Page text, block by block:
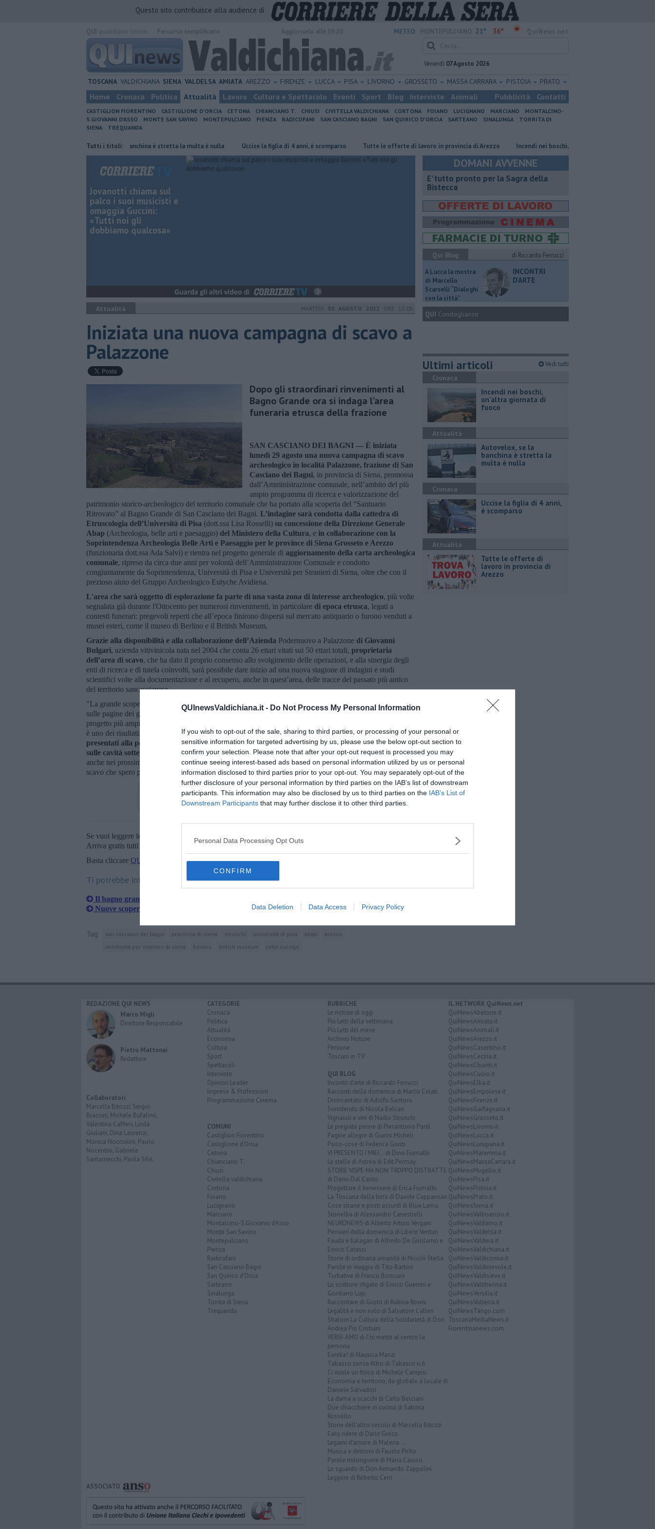
QUInewsValdichiana.it - Do Not Process My Personal Information
If you wish to opt-out of the sale, sharing to third parties, or processing of your personal or
sensitive information for targeted advertising by us, please use the below opt-out section to
confirm your selection. Please note that after your opt-out request is processed you may
continue seeing interest-based ads based on personal information utilized by us or personal
information disclosed to third parties prior to your opt-out. You may separately opt-out of the
further disclosure of your personal information by third parties on the IAB’s list of downstream
participants. This information may also be disclosed by us to third parties on the IAB’s List of
Downstream Participants that may further disclose it to other third parties.
Personal Data Processing Opt Outs
CONFIRM
Data Deletion Data Access Privacy Policy
Questo sito contribuisce alla audience di
METEO: 21° 36°
Venerdì 07 Agosto 2026
TOSCANA VALDICHIANA SIENA VALDELSA AMIATA AREZZO FIRENZE LUCCA PISA LIVORNO GROSSETO MASSA CARRARA PISTOIA PRATO
Home Cronaca Politica Attualità Lavoro Cultura e Spettacolo Eventi Sport Blog Interviste Animali Pubblicità Contatti
CASTIGLION FIORENTINO CASTIGLIONE D'ORCIA CETONA CHIANCIANO T. CHIUSI CIVITELLA VALDICHIANA CORTONA FOIANO LUCIGNANO MARCIANO
MONTALCINO-
S.GIOVANNI D'ASSO
MONTE SAN SAVINO MONTEPULCIANO PIENZA RADICOFANI SAN CASCIANO BAGNI SAN QUIRICO D'ORCIA SARTEANO SINALUNGA
TORRITA DI
SIENA
TREQUANDA
Tutti i titoli:
Autovelox, se la banchina è stretta la multa è nulla Uccise la figlia di 4 anni, è scomparso ​Tutte le offerte di lavoro in provincia di Arezzo Incendi nei boschi, un'altra giornata di fuoco
Jovanotti chiama sul
palco i suoi musicisti e
omaggia Guccini:
«Tutti noi gli
dobbiamo qualcosa»
Attualità MARTEDÌ 30 AGOSTO 2022 ORE 12:05
Iniziata una nuova campagna di scavo a
Palazzone
Dopo gli straordinari rinvenimenti al
Bagno Grande ora si indaga l’area
funeraria etrusca della frazione
SAN CASCIANO DEI BAGNI — È iniziata
lunedì 29 agosto una nuova campagna di scavo
archeologico in località Palazzone, frazione di San
Casciano dei Bagni, in provincia di Siena, promossa
dall’Amministrazione comunale, nell’ambito del più
ampio programma di ricerca e valorizzazione del
patrimonio storico-archeologico del territorio comunale che ha portato alla scoperta del “Santuario
Ritrovato” al Bagno Grande di San Casciano dei Bagni. L’indagine sarà condotta dalla cattedra di
Etruscologia dell’Università di Pisa (dott.ssa Lisa Rosselli) su concessione della Direzione Generale
Abap (Archeologia, belle arti e paesaggio) del Ministero della Cultura, e in collaborazione con la
Soprintendenza Archeologia Belle Arti e Paesaggio per le province di Siena Grosseto e Arezzo
(funzionaria dott.ssa Ada Salvi) e rientra nel progetto generale di aggiornamento della carta archeologica
comunale, ripreso da circa due anni per volontà dell’Amministrazione Comunale e condotto
congiuntamente da Soprintendenza, Università di Pisa e Università per Stranieri di Siena, oltre che con il
prezioso aiuto del Gruppo Archeologico Eutyche Avidiena.
L'area che sarà oggetto di esplorazione fa parte di una vasta zona di interesse archeologico, più volte
segnalata già durante l'Ottocento per numerosi rinvenimenti, in particolare di epoca etrusca, legati a
contesti funerari: pregevoli reperti che all’epoca finirono dispersi sul mercato antiquario o furono venduti a
musei esteri, come il museo di Berlino e il British Museum.
Grazie alla disponibilità e alla collaborazione dell’Azienda Podernuovo a Palazzone di Giovanni
Bulgari, azienda vitivinicola nata nel 2004 che conta 26 ettari vitati sui 50 ettari totali, proprietaria
dell’area di scavo, che ha dato il proprio consenso allo svolgimento delle operazioni, e alla sinergia degli
enti di ricerca e di tutela coinvolti, sarà possibile dare inizio ad una nuova stagione di indagini e studi
scientifici volte alla documentazione e al recupero, anche in quest’area, delle tracce del passato più antico
del territorio sancascianese.
"La grande scoperta del “Santuario Ritrovato” al Bagno Grande che ha portato San Casciano dei Bagni
sulle pagine dei giornali di tutto il mondo” - afferma la Sindaca
Agnese Carletti -rientra da subito in un
progetto più ampio di ricognizione archeologica dell’intero territorio comunale e di cui questo nuovo scavo
è uno dei risultati. Tra l’altro non l’unico. Infatti,nei primi giorni di settembre verranno anche
presentati alla popolazione di Celle sul Rigo, sempre dall’Università di Pisa, gli esiti degli studi fatti
sulle cavità sotterranee
che attraversano la frazione di San Casciano dei Bagni. E il lavoro proseguirà
anche nei prossimi anni. Intanto un grazie va all’Azienda Podernuovo che ha permesso questo nuovo
scavo che spero possa aggiungere valore a tutto il territorio".
Se vuoi leggere le notizie principali della Toscana iscriviti alla
Arriva gratis tutti i giorni alle 20:00 direttamente nella tua casella di posta.
Basta cliccare QUI
Ti potrebbe interessare anche:
Il bagno grande svela parte dei suoi segreti
Nuove scoperte al Bagno grande, oggi le novità
Tag san casciano dei bagni provincia di siena etruschi università di pisa abap
arezzo
università per stranieri di siena
berlino british museum celle sul rigo
DOMANI AVVENNE
E' tutto pronto per la Sagra della
Bistecca
Qui Blog
di Riccardo Ferrucci
A Lucca la mostra
di Marcello
Scarselli “Dialoghi
con la città"
INCONTRI
D'ARTE
QUI Condoglianze
Ultimi articoli Vedi tutti
Cronaca
Incendi nei boschi,
un'altra giornata di
fuoco
Attualità
Autovelox, se la
banchina è stretta la
multa è nulla
Cronaca
Uccise la figlia di 4 anni,
è scomparso
Attualità
​Tutte le offerte di
lavoro in provincia di
Arezzo
REDAZIONE QUI NEWS
Marco Migli
Direttore Responsabile
Pietro Mattonai
Redattore
Collaboratori
Marcella Bitozzi, Sergio
Braccini, Michele Bufalino,
Valentina Caffieri, Linda
Giuliani, Dina Laurenzi,
Monica Nocciolini, Paolo
Nocentini, Gabriele
Santarnecchi, Paola Silvi.
CATEGORIE
Cronaca
Politica
Attualità
Economia
Cultura
Sport
Spettacoli
Interviste
Opinion Leader
Imprese & Professioni
Programmazione Cinema
COMUNI
Castiglion Fiorentino
Castiglione d'Orcia
Cetona
Chianciano T.
Chiusi
Civitella valdichiana
Cortona
Foiano
Lucignano
Marciano
Montalcino-S.Giovanni d'Asso
Monte San Savino
Montepulciano
Pienza
Radicofani
San Casciano Bagni
San Quirico d'Orcia
Sarteano
Sinalunga
Torrita di Siena
Trequanda
RUBRICHE
Le notizie di oggi
Più Letti della settimana
Più Letti del mese
Archivio Notizie
Persone
Toscani in TV
QUI BLOG
Incontri d'arte di Riccardo Ferrucci
Racconti della domenica di Marco Celati
Disincantato di Adolfo Santoro
Sorridendo di Nicola Belcari
Vignaioli e vini di Nadio Stronchi
Le pregiate penne di Pierantonio Pardi
Pagine allegre di Gianni Micheli
Psico-cose di Federica Giusti
VI PRESENTO I MIEI... di Dino Fiumalbi
Le stelle di Astrea di Edit Permay
STORIE VISPE MA NON TROPPO DISTRATTE
di Dario Dal Canto
Progettare il benessere di Erica Fiumalbi
La Toscana della birra di Davide Cappannari
Cose strane e posti assurdi di Blue Lama
Storielba di Alessandro Canestrelli
NEURONEWS di Alberto Arturo Vergani
Pensieri della domenica di Libero Venturi
Fauda e balagan di Alfredo De Girolamo e
Enrico Catassi
Storie di ordinaria umanità di Nicolò Stella
Parole in viaggio di Tito Barbini
Turbative di Franco Bonciani
Lo scrittore sfigato di Enrico Guerrini e
Gordiano Lupi
Raccontare di Gusto di Rubina Rovini
Legalità e non solo di Salvatore Calleri
Shalom La Cultura della Solidarietà di Don
Andrea Pio Cristiani
VERSI-AMO di Chi mette al centro la
persona
Eureka! di Nausica Manzi
Tabasco senza filtro di Tabasco n.6
Ci vuole un fisico di Michele Campisi
Economia e territorio, da globale a locale di
Daniele Salvadori
La dama a scacchi di Carlo Belciani
Due chiacchiere in cucina di Sabrina
Rossello
Storie dell'altro secolo di Marcella Bitozzi
Easy ridere di Dario Greco
Legami d'amore di Malena ...
Musica e dintorni di Fausto Pirìto
Parole milonguere di Maria Caruso
Lo sguardo di Don Armando Zappolini
Leggere di Roberto Cerri
IL NETWORK QuiNews.net
QuiNewsAbetone.it
QuiNewsAmiata.it
QuiNewsAnimali.it
QuiNewsArezzo.it
QuiNewsCasentino.it
QuiNewsCecina.it
QuiNewsChianti.it
QuiNewsCuoio.it
QuiNewsElba.it
QuiNewsEmpolese.it
QuiNewsFirenze.it
QuiNewsGarfagnana.it
QuiNewsGrosseto.it
QuiNewsLivorno.it
QuiNewsLucca.it
QuiNewsLunigiana.it
QuiNewsMaremma.it
QuiNewsMassaCarrara.it
QuiNewsMugello.it
QuiNewsPisa.it
QuiNewsPistoia.it
QuiNewsPrato.it
QuiNewsSiena.it
QuiNewsValbisenzio.it
QuiNewsValdarno.it
QuiNewsValdelsa.it
QuiNewsValdera.it
QuiNewsValdichiana.it
QuiNewsValdicornia.it
QuiNewsValdinievole.it
QuiNewsValdisieve.it
QuiNewsValtiberina.it
QuiNewsVersilia.it
QuiNewsVolterra.it
QuiNewsTango.com
ToscanaMediaNews.it
Fiorentinanews.com
ASSOCIATO